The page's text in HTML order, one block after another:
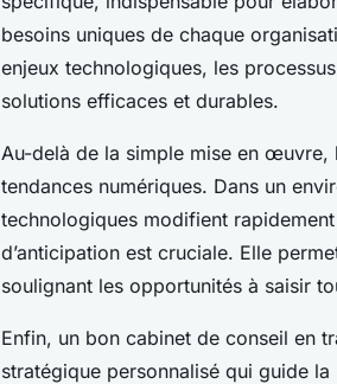
besoins uniques de chaque
enjeux technologiques, les
solutions efficaces et durables.
Au-delà de la simple mise en
tendances numériques. Dans un
technologiques modifient
d’anticipation est cruciale. Elle
soulignant les opportunités à saisir
Enfin, un bon cabinet de conseil en
stratégique personnalisé qui guide